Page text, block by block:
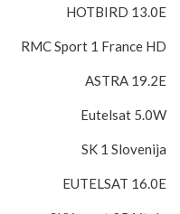
HOTBIRD 13.0E
RMC Sport 1 France HD
ASTRA 19.2E
Eutelsat 5.0W
SK 1 Slovenija
EUTELSAT 16.0E